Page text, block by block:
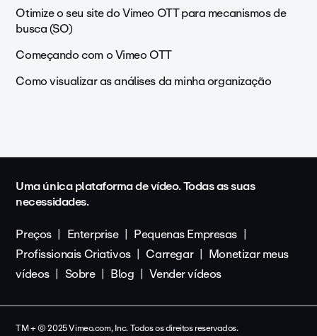
Otimize o seu site do Vimeo OTT para mecanismos de
busca (SO)
Começando com o Vimeo OTT
Como visualizar as análises da minha organização
Uma única plataforma de vídeo. Todas as suas
necessidades.
Preços
Enterprise
Pequenas Empresas
Profissionais Criativos
Carregar
Monetizar meus
vídeos
Sobre Blog Vender vídeos
TM + © 2025 Vimeo.com, Inc. Todos os direitos reservados.